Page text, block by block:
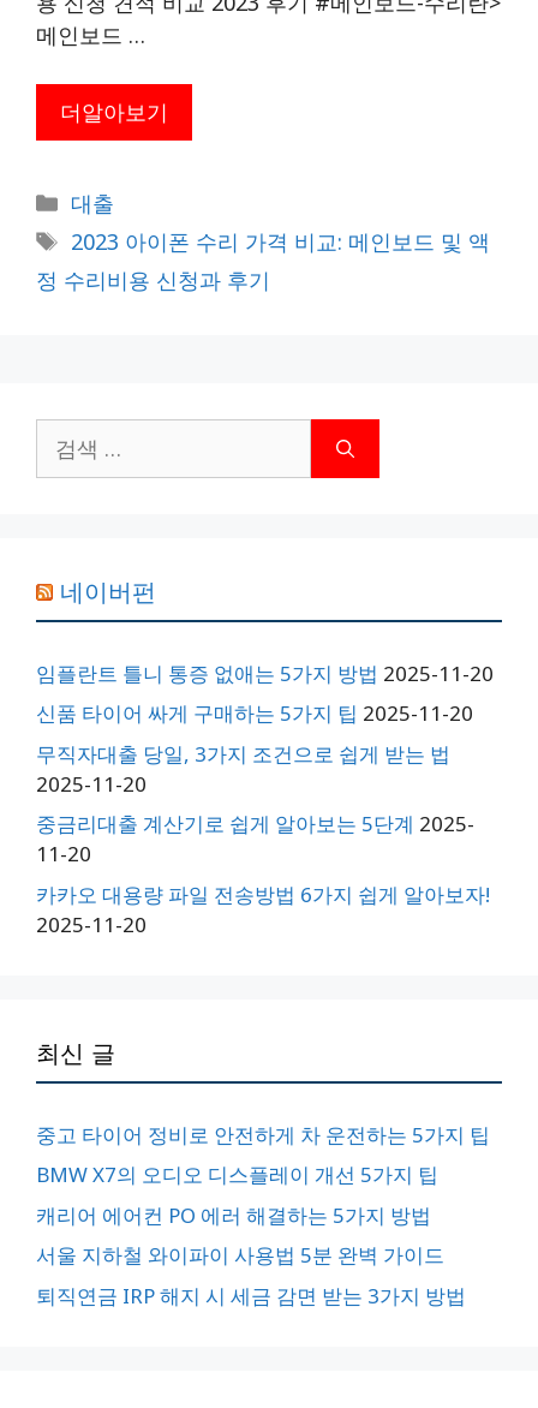
메인보드 …
더알아보기
카
테
리
대출
태
그
2023 아이폰 수리 가격 비교: 메인보드 및 액
정 수리비용 신청과 후기
색:
네이버펀
임플란트 틀니 통증 없애는 5가지 방법 2025-11-20
신품 타이어 싸게 구매하는 5가지 팁 2025-11-20
무직자대출 당일, 3가지 조건으로 쉽게 받는 법
2025-11-20
중금리대출 계산기로 쉽게 알아보는 5단계 2025-
11-20
카카오 대용량 파일 전송방법 6가지 쉽게 알아보자!
2025-11-20
최신 글
중고 타이어 정비로 안전하게 차 운전하는 5가지 팁
BMW X7의 오디오 디스플레이 개선 5가지 팁
캐리어 에어컨 PO 에러 해결하는 5가지 방법
서울 지하철 와이파이 사용법 5분 완벽 가이드
퇴직연금 IRP 해지 시 세금 감면 받는 3가지 방법